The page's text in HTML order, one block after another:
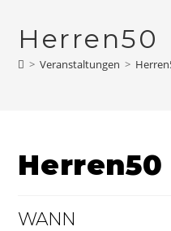
Herren50
> Veranstaltungen >
Herren50
WANN